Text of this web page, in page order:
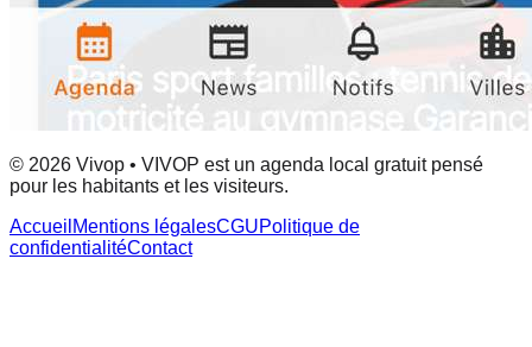
© 2026 Vivop • VIVOP est un agenda local gratuit pensé
pour les habitants et les visiteurs.
Accueil Mentions légalesCGUPolitique de
confidentialitéContact